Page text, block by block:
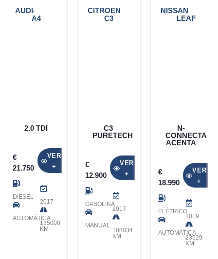
AUDI-
A4
2.0 TDI
€
21.750
VER
+
DIESEL
AUTOMÁTICA
2017
135000
KM
CITROEN
-
C3
C3
PURETECH
€
12.900
VER
+
GASOLINA
MANUAL
2017
108034
KM
NISSAN
-
LEAF
N-
CONNECTA
ACENTA
€
18.990
VER
+
ELÉTRICO
AUTOMÁTICA
2019
23529
KM